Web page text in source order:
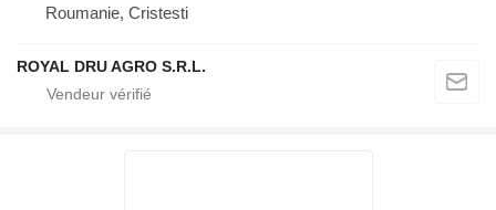
Roumanie, Cristesti
ROYAL DRU AGRO S.R.L.